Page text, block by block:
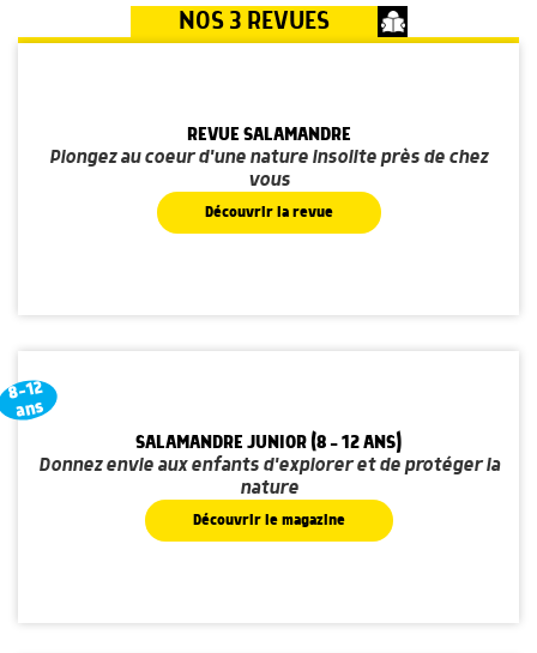
NOS 3 REVUES
REVUE SALAMANDRE
Plongez au coeur d'une nature insolite près de chez
vous
Découvrir la revue
8-12
ans
SALAMANDRE JUNIOR (8 - 12 ANS)
Donnez envie aux enfants d'explorer et de protéger la
nature
Découvrir le magazine